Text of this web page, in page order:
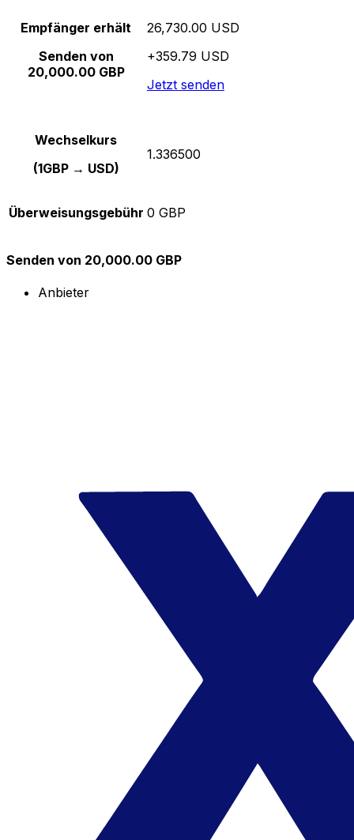
Empfänger erhält
Senden von
20,000.00 GBP
26,730.00 USD
+359.79 USD
Jetzt senden
Wechselkurs
(1GBP → USD)
1.336500
Überweisungsgebühr 0 GBP
Senden von 20,000.00 GBP
Anbieter